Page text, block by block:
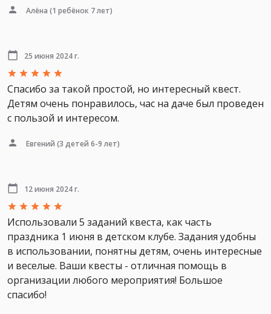
Алёна (1 ребёнок 7 лет)
25 июня 2024 г.
Спасибо за такой простой, но интересный квест.
Детям очень понравилось, час на даче был проведен
с пользой и интересом.
Евгений (3 детей 6-9 лет)
12 июня 2024 г.
Использовали 5 заданий квеста, как часть
праздника 1 июня в детском клубе. Задания удобны
в использовании, понятны детям, очень интересные
и веселые. Ваши квесты - отличная помощь в
организации любого мероприятия! Большое
спасибо!